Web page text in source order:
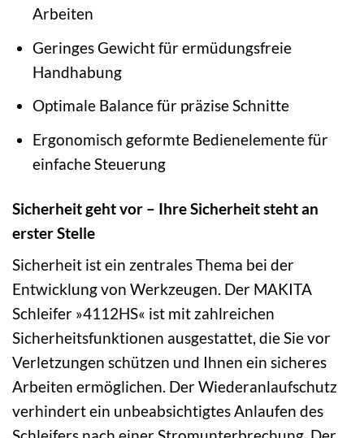
Arbeiten
Geringes Gewicht für ermüdungsfreie
Handhabung
Optimale Balance für präzise Schnitte
Ergonomisch geformte Bedienelemente für
einfache Steuerung
Sicherheit geht vor – Ihre Sicherheit steht an
erster Stelle
Sicherheit ist ein zentrales Thema bei der
Entwicklung von Werkzeugen. Der MAKITA
Schleifer »4112HS« ist mit zahlreichen
Sicherheitsfunktionen ausgestattet, die Sie vor
Verletzungen schützen und Ihnen ein sicheres
Arbeiten ermöglichen. Der Wiederanlaufschutz
verhindert ein unbeabsichtigtes Anlaufen des